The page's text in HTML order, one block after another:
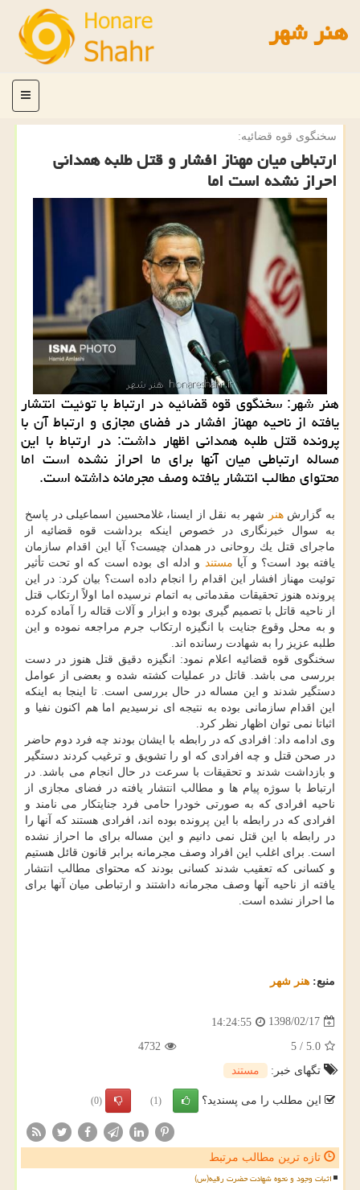
هنر شهر
منو
سخنگوی قوه قضائیه:
ارتباطی میان مهناز افشار و قتل طلبه همدانی
احراز نشده است اما
هنر شهر: سخنگوی قوه قضائیه در ارتباط با توئیت انتشار
یافته از ناحیه مهناز افشار در فضای مجازی و ارتباط آن با
پرونده قتل طلبه همدانی اظهار داشت: در ارتباط با این
مساله ارتباطی میان آنها برای ما احراز نشده است اما
محتوای مطالب انتشار یافته وصف مجرمانه داشته است.
به گزارشهنر
شهر به نقل از ایسنا، غلامحسین اسماعیلی در پاسخ
به سوال خبرنگاری در خصوص اینكه برداشت قوه قضائیه از
ماجرای قتل یك روحانی در همدان چیست؟ آیا این اقدام سازمان
یافته بود است؟ و آیا مستند و ادله ای بوده است كه او تحت تأثیر
توئیت مهناز افشار این اقدام را انجام داده است؟ بیان كرد: در این
پرونده هنوز تحقیقات مقدماتی به اتمام نرسیده اما اولاً ارتكاب قتل
از ناحیه قاتل با تصمیم گیری بوده و ابزار و آلات قتاله را آماده كرده
و به محل وقوع جنایت با انگیزه ارتكاب جرم مراجعه نموده و این
طلبه عزیز را به شهادت رسانده اند.
سخنگوی قوه قضائیه اعلام نمود: انگیزه دقیق قتل هنوز در دست
بررسی می باشد. قاتل در عملیات كشته شده و بعضی از عوامل
دستگیر شدند و این مساله در حال بررسی است. تا اینجا به اینكه
این اقدام سازمانی بوده به نتیجه ای نرسیدیم اما هم اكنون نفیا و
اثباتا نمی توان اظهار نظر كرد.
وی ادامه داد: افرادی كه در رابطه با ایشان بودند چه فرد دوم حاضر
در صحن قتل و چه افرادی كه او را تشویق و ترغیب كردند دستگیر
و بازداشت شدند و تحقیقات با سرعت در حال انجام می باشد. در
ارتباط با سوژه پیام ها و مطالب انتشار یافته در فضای مجازی از
ناحیه افرادی كه به صورتی خودرا حامی فرد جنایتكار می نامند و
افرادی كه در رابطه با این پرونده بوده اند، افرادی هستند كه آنها را
در رابطه با این قتل نمی دانیم و این مساله برای ما احراز نشده
است. برای اغلب این افراد وصف مجرمانه برابر قانون قائل هستیم
و كسانی كه تعقیب شدند كسانی بودند كه محتوای مطالب انتشار
یافته از ناحیه آنها وصف مجرمانه داشتند و ارتباطی میان آنها برای
ما احراز نشده است.
منبع: هنر شهر
1398/02/17
14:24:55
5.0
/
5
4732
تگهای خبر:
مستند
این مطلب را می پسندید؟ (1)
(0)
تازه ترین مطالب مرتبط
اثبات وجود و نحوه شهادت حضرت رقیه(س)